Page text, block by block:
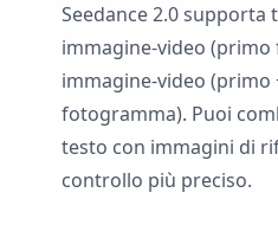
Seedance 2.0 supporta
immagine-video
immagine-video (primo
fotogramma). Puoi
testo con immagini di
controllo più preciso.